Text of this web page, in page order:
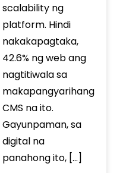
scalability ng
platform. Hindi
nakakapagtaka,
42.6% ng web ang
nagtitiwala sa
makapangyarihang
CMS na ito.
Gayunpaman, sa
digital na
panahong ito, […]